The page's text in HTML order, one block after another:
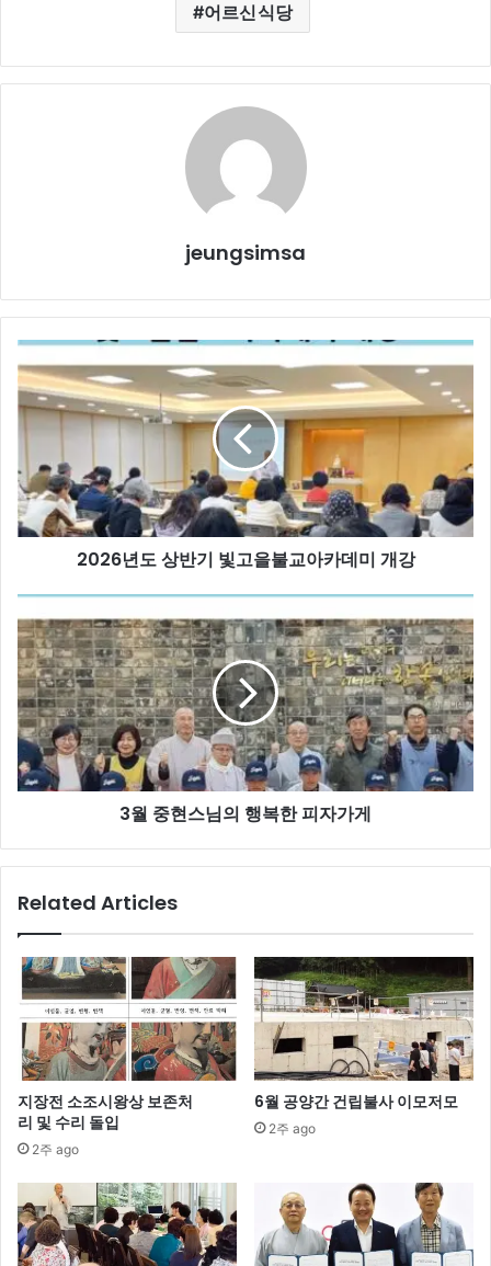
어르신식당
jeungsimsa
2026
년
도
상
빛
고
을
아
카
데
미
개
강
2026년도 상반기 빛고을불교아카데미 개강
월
중
현
스
님
의
행
복
게
3월 중현스님의 행복한 피자가게
Related Articles
지장전 소조시왕상 보존처
리 및 수리 돌입
2주 ago
6월 공양간 건립불사 이모저모
2주 ago